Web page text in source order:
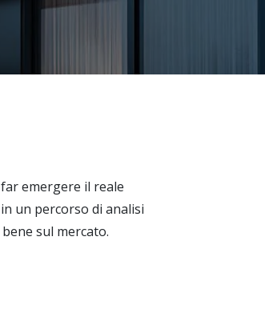
emergere il reale
un percorso di analisi
sul mercato.